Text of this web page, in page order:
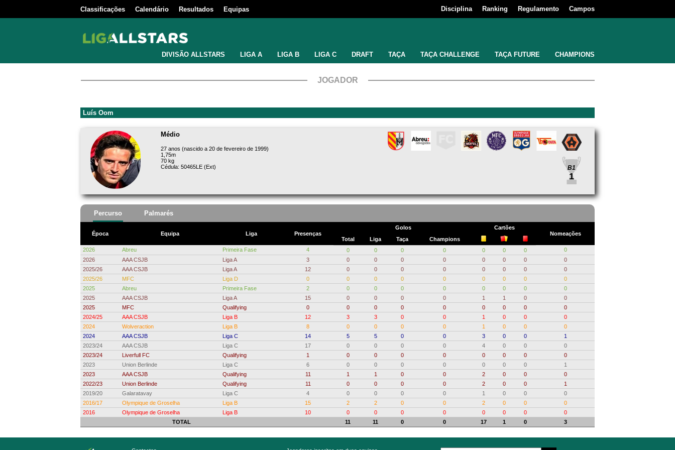
Classificações Calendário Resultados Equipas Disciplina Ranking Regulamento Campos
DIVISÃO ALLSTARS LIGA A LIGA B LIGA C DRAFT TAÇA TAÇA CHALLENGE TAÇA FUTURE CHAMPIONS
JOGADOR
Luís Oom
Médio
27 anos (nascido a 20 de fevereiro de 1999)
1,75m
70 kg
Cédula: 50465LE (Ext)
B1
1
Percurso Palmarés
Época Equipa Liga Presenças
Golos
Cartões
Nomeações
Total
Liga Taça
Champions
2026
Abreu Primeira Fase 4 0 0 0 0 0 0 0
0
2026
AAA CSJB Liga A 3 0 0 0 0 0 0 0
0
2025/26
AAA CSJB Liga A 12 0 0 0 0 0 0 0
0
2025/26
MFC Liga D 0 0 0 0 0 0 0 0
0
2025
Abreu Primeira Fase 2 0 0 0 0 0 0 0
0
2025
AAA CSJB Liga A 15 0 0 0 0 1 1 0
0
2025
MFC Qualifying 0 0 0 0 0 0 0 0
0
2024/25
AAA CSJB Liga B 12 3 3 0 0 1 0 0
0
2024
Wolveraction Liga B 8 0 0 0 0 1 0 0
0
2024
AAA CSJB Liga C 14 5 5 0 0 3 0 0
1
2023/24
AAA CSJB Liga C 17 0 0 0 0 4 0 0
0
2023/24
Liverfull FC Qualifying 1 0 0 0 0 0 0 0
0
2023
Union Berlinde Liga C 6 0 0 0 0 0 0 0
1
2023
AAA CSJB Qualifying 11 1 1 0 0 2 0 0
0
2022/23
Union Berlinde Qualifying 11 0 0 0 0 2 0 0
1
2019/20
Galaratavay Liga C 4 0 0 0 0 1 0 0
0
2016/17
Olympique de Groselha Liga B 15 2 2 0 0 2 0 0
0
2016
Olympique de Groselha Liga B 10 0 0 0 0 0 0 0
0
TOTAL
11 11 0 0 17 1 0 3